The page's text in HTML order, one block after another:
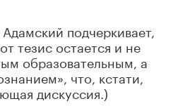
подчеркивает,
тезис остается и не
образовательным, а
что, кстати,
дискуссия.)